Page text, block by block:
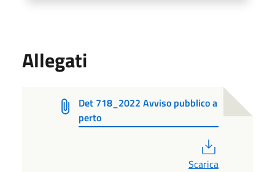
Allegati
Det 718_2022 Avviso pubblico a
perto
Scarica